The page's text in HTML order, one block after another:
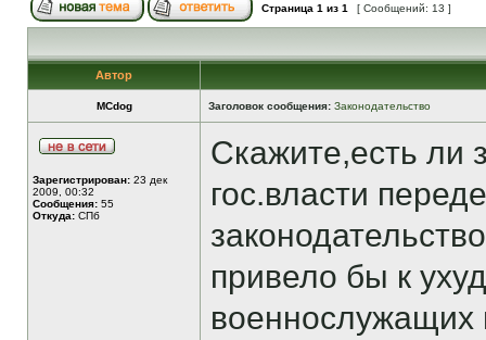
Страница 1 из 1 [ Сообщений: 13 ]
Автор
MCdog Заголовок сообщения: Законодательство
Зарегистрирован: 23 дек
2009, 00:32
Сообщения: 55
Откуда: СПб
Скажите,есть ли
гос.власти
привело бы к
военнослужащих